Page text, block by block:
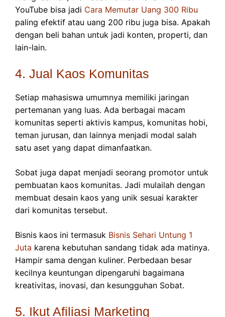
YouTube bisa jadi Cara Memutar Uang 300 Ribu
paling efektif atau uang 200 ribu juga bisa. Apakah
dengan beli bahan untuk jadi konten, properti, dan
lain-lain.
4. Jual Kaos Komunitas
Setiap mahasiswa umumnya memiliki jaringan
pertemanan yang luas. Ada berbagai macam
komunitas seperti aktivis kampus, komunitas hobi,
teman jurusan, dan lainnya menjadi modal salah
satu aset yang dapat dimanfaatkan.
Sobat juga dapat menjadi seorang promotor untuk
pembuatan kaos komunitas. Jadi mulailah dengan
membuat desain kaos yang unik sesuai karakter
dari komunitas tersebut.
Bisnis kaos ini termasuk Bisnis Sehari Untung 1
Juta karena kebutuhan sandang tidak ada matinya.
Hampir sama dengan kuliner. Perbedaan besar
kecilnya keuntungan dipengaruhi bagaimana
kreativitas, inovasi, dan kesungguhan Sobat.
5. Ikut Afiliasi Marketing